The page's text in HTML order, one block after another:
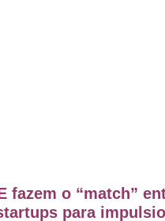
fazem o “match”
para